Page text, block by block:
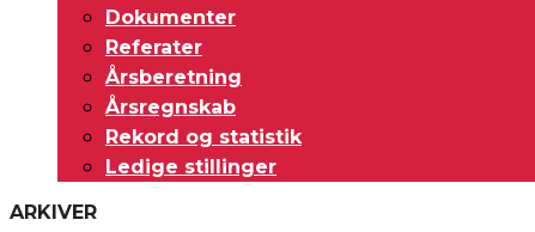
Dokumenter
Referater
Årsberetning
Årsregnskab
Rekord og statistik
Ledige stillinger
ARKIVER